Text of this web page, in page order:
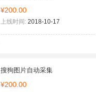
¥200.00
上线时间: 2018-10-17
搜狗图片自动采集
¥200.00